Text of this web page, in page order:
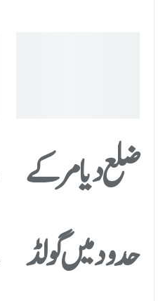
ضلع دیامر کے
حدود میں گولڈ